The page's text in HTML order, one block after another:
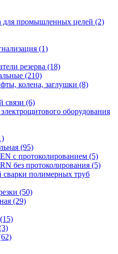
для промышленных целей (2)
(1)
резерва (18)
(210)
колена, заглушки (8)
связи (6)
оборудования
(95)
c протоколированием (5)
без протоколирования (5)
сварки полимерных труб
(50)
(29)